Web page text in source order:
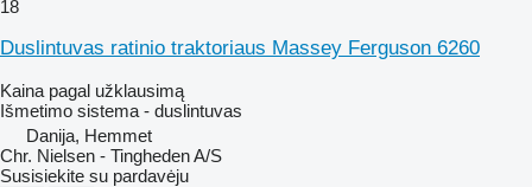
18
Duslintuvas ratinio traktoriaus Massey Ferguson 6260
Kaina pagal užklausimą
Išmetimo sistema - duslintuvas
Danija, Hemmet
Chr. Nielsen - Tingheden A/S
Susisiekite su pardavėju